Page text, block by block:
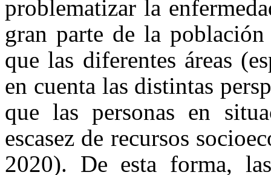
problematizar la
gran parte de la
que las diferentes áreas
en cuenta las distintas
que las personas en
escasez de recursos
2020). De esta forma,